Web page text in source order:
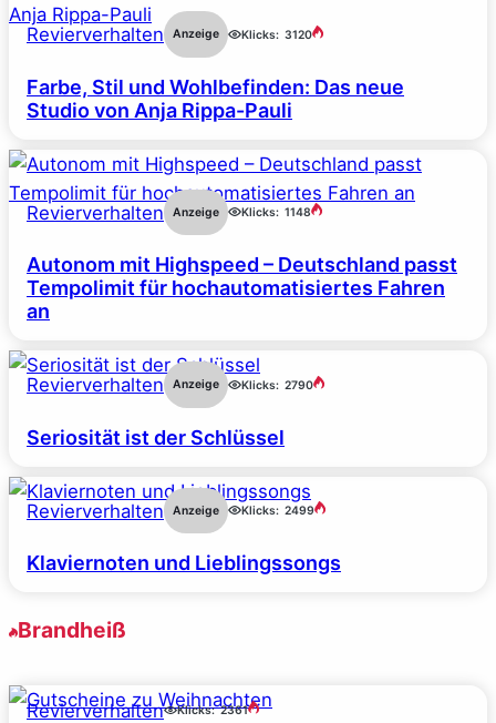
Revierverhalten Anzeige Klicks: 3120
Farbe, Stil und Wohlbefinden: Das neue
Studio von Anja Rippa-Pauli
Revierverhalten Anzeige Klicks: 1148
Autonom mit Highspeed – Deutschland passt
Tempolimit für hochautomatisiertes Fahren
an
Revierverhalten Anzeige Klicks: 2790
Seriosität ist der Schlüssel
Revierverhalten Anzeige Klicks: 2499
Klaviernoten und Lieblingssongs
Brandheiß
Revierverhalten Klicks: 2361